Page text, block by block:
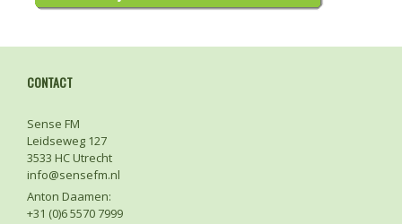
CONTACT
Sense FM
Leidseweg 127
3533 HC Utrecht
info@sensefm.nl
Anton Daamen:
+31 (0)6 5570 7999